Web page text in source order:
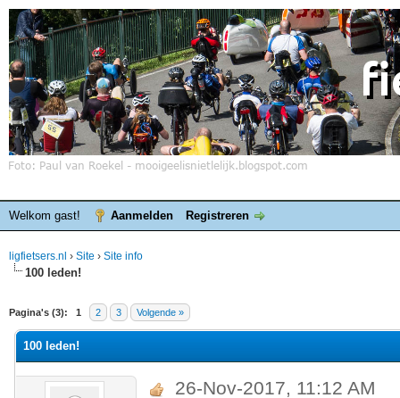
Welkom gast! Aanmelden Registreren
ligfietsers.nl › Site › Site info
100 leden!
Pagina's (3): 1 2 3 Volgende »
waardering is 0
100 leden!
26-Nov-2017, 11:12 AM